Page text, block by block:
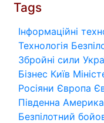
Tags
Інформаційні
Технологія
Збройні сили
Бізнес Київ
Росіяни Європа
Південна Америка
Безпілотний